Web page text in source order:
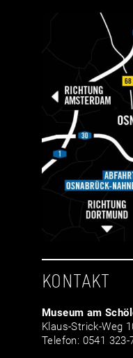
KONTAKT
Museum am
Klaus-Strick-Weg
Telefon: 0541 323-